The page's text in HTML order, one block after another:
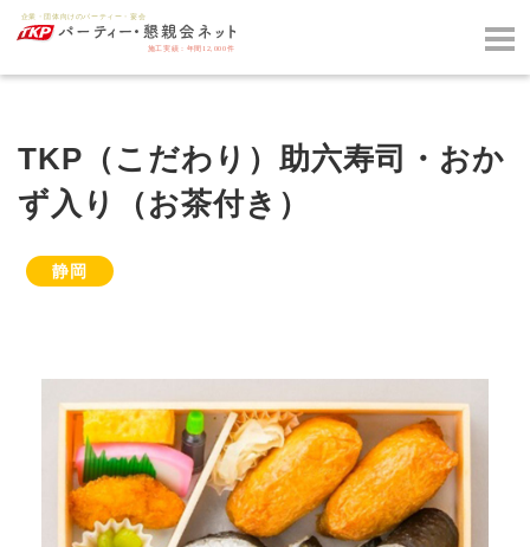
TKP（こだわり）助六寿司・おか
ず入り（お茶付き）
静岡